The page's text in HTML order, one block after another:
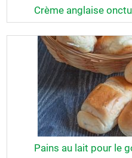
Crème anglaise
Pains au lait pour le